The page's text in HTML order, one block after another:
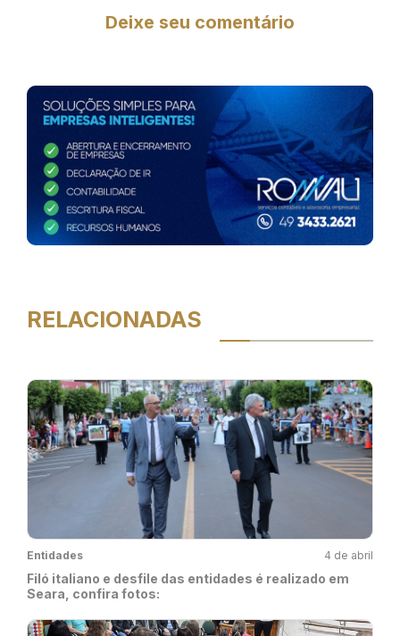
Deixe seu comentário
RELACIONADAS
Entidades 4 de abril
Filó italiano e desfile das entidades é realizado em
Seara, confira fotos: